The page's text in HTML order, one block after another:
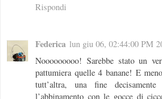
Rispondi
Federica lun giu 06, 02:44:00 PM
Nooooooooo! Sarebbe stato un
pattumiera quelle 4 banane! E
tutt’altra, una fine
l’abbinamento con le gocce di